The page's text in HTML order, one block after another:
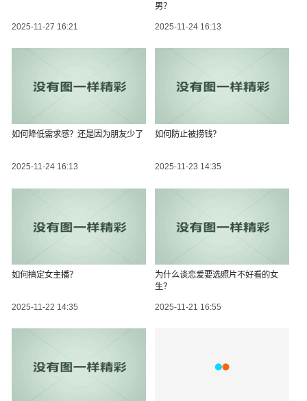
2025-11-27 16:21
男？
2025-11-24 16:13
如何降低需求感？还是因为朋友少了
2025-11-24 16:13
如何防止被捞钱？
2025-11-23 14:35
如何搞定女主播？
2025-11-22 14:35
为什么谈恋爱要选照片不好看的女
生？
2025-11-21 16:55